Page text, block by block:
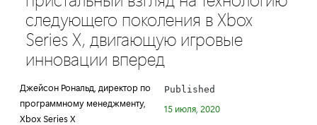
g
o
r
:
следующего поколения в Xbox
Series X, двигающую игровые
инновации вперед
Джейсон Рональд, директор по
программному менеджменту,
Xbox Series X
Published
15 июля, 2020